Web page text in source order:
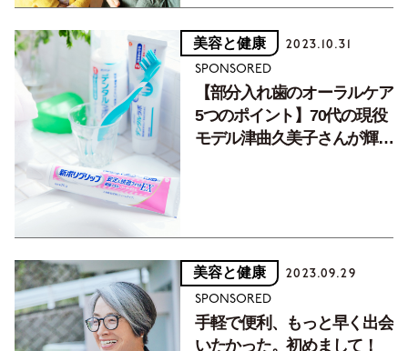
美容と健康 2023.10.31
SPONSORED
【部分入れ歯のオーラルケア
5つのポイント】70代の現役
モデル津曲久美子さんが輝く
美容と健康 2023.09.29
SPONSORED
手軽で便利、もっと早く出会
いたかった。初めまして！